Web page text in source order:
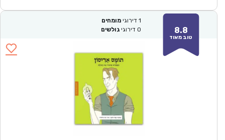
8.8
טוב מאוד
1 דירוגי מומחים
0 דירוגי גולשים